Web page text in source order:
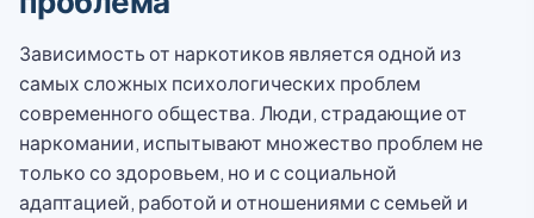
Зависимость от наркотиков является одной из
самых сложных психологических проблем
современного общества. Люди, страдающие от
наркомании, испытывают множество проблем не
только со здоровьем, но и с социальной
адаптацией, работой и отношениями с семьей и